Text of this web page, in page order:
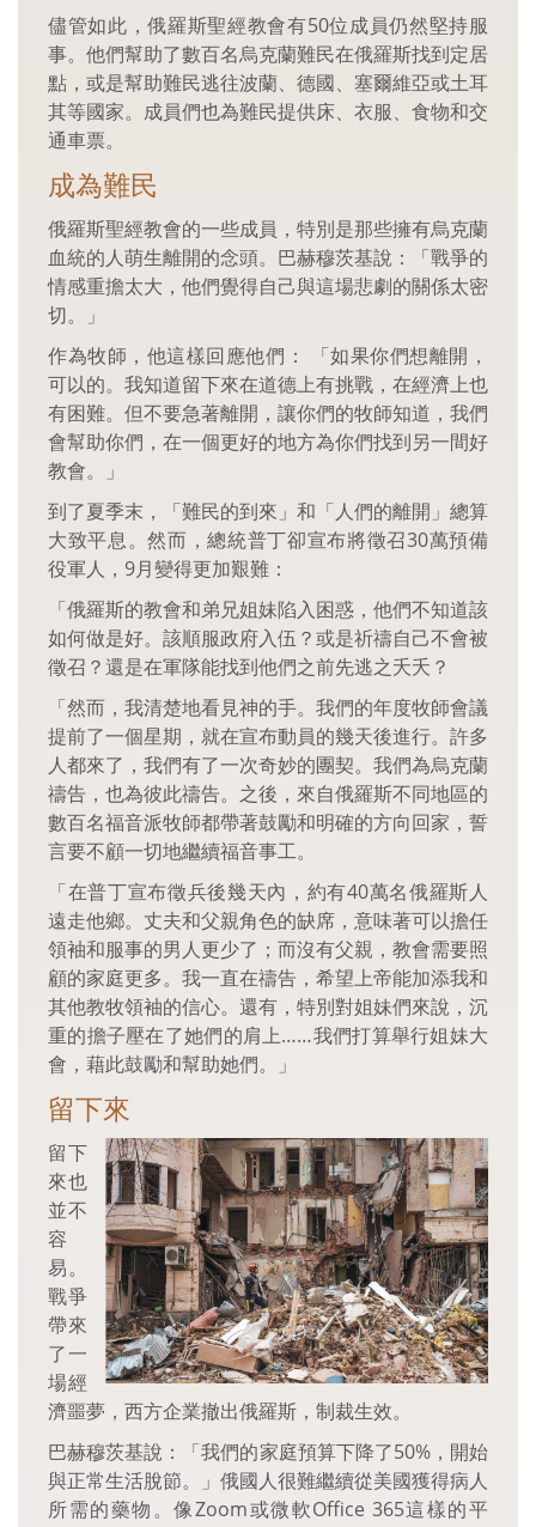
儘管如此，俄羅斯聖經教會有50位成員仍然堅持服
事。他們幫助了數百名烏克蘭難民在俄羅斯找到定居
點，或是幫助難民逃往波蘭、德國、塞爾維亞或土耳
其等國家。成員們也為難民提供床、衣服、食物和交
通車票。
成為難民
俄羅斯聖經教會的一些成員，特別是那些擁有烏克蘭
血統的人萌生離開的念頭。巴赫穆茨基說：「戰爭的
情感重擔太大，他們覺得自己與這場悲劇的關係太密
切。」
作為牧師，他這樣回應他們： 「如果你們想離開，
可以的。我知道留下來在道德上有挑戰，在經濟上也
有困難。但不要急著離開，讓你們的牧師知道，我們
會幫助你們，在一個更好的地方為你們找到另一間好
教會。」
到了夏季末，「難民的到來」和「人們的離開」總算
大致平息。然而，總統普丁卻宣布將徵召30萬預備
役軍人，9月變得更加艱難：
「俄羅斯的教會和弟兄姐妹陷入困惑，他們不知道該
如何做是好。該順服政府入伍？或是祈禱自己不會被
徵召？還是在軍隊能找到他們之前先逃之夭夭？
「然而，我清楚地看見神的手。我們的年度牧師會議
提前了一個星期，就在宣布動員的幾天後進行。許多
人都來了，我們有了一次奇妙的團契。我們為烏克蘭
禱告，也為彼此禱告。之後，來自俄羅斯不同地區的
數百名福音派牧師都帶著鼓勵和明確的方向回家，誓
言要不顧一切地繼續福音事工。
「在普丁宣布徵兵後幾天內，約有40萬名俄羅斯人
遠走他鄉。丈夫和父親角色的缺席，意味著可以擔任
領袖和服事的男人更少了；而沒有父親，教會需要照
顧的家庭更多。我一直在禱告，希望上帝能加添我和
其他教牧領袖的信心。還有，特別對姐妹們來說，沉
重的擔子壓在了她們的肩上……我們打算舉行姐妹大
會，藉此鼓勵和幫助她們。」
留下來
留下
來也
並不
容
易。
戰爭
帶來
了一
場經
濟噩夢，西方企業撤出俄羅斯，制裁生效。
巴赫穆茨基說：「我們的家庭預算下降了50%，開始
與正常生活脫節。」俄國人很難繼續從美國獲得病人
所需的藥物。像Zoom或微軟Office 365這樣的平